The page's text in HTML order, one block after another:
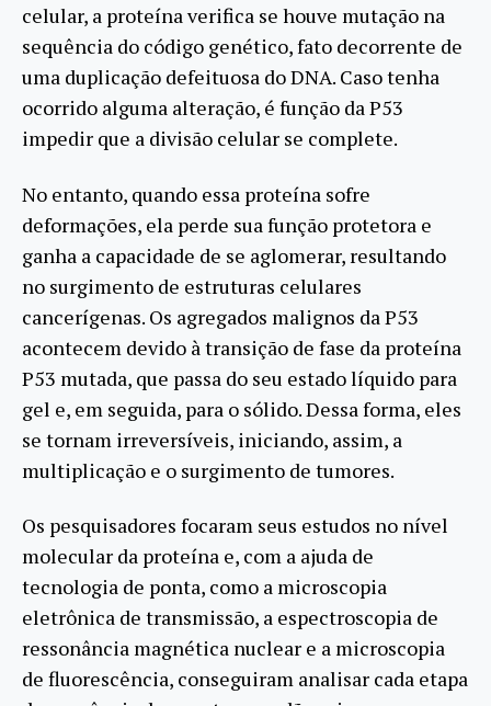
celular, a proteína verifica se houve mutação na
sequência do código genético, fato decorrente de
uma duplicação defeituosa do DNA. Caso tenha
ocorrido alguma alteração, é função da P53
impedir que a divisão celular se complete.
No entanto, quando essa proteína sofre
deformações, ela perde sua função protetora e
ganha a capacidade de se aglomerar, resultando
no surgimento de estruturas celulares
cancerígenas. Os agregados malignos da P53
acontecem devido à transição de fase da proteína
P53 mutada, que passa do seu estado líquido para
gel e, em seguida, para o sólido. Dessa forma, eles
se tornam irreversíveis, iniciando, assim, a
multiplicação e o surgimento de tumores.
Os pesquisadores focaram seus estudos no nível
molecular da proteína e, com a ajuda de
tecnologia de ponta, como a microscopia
eletrônica de transmissão, a espectroscopia de
ressonância magnética nuclear e a microscopia
de fluorescência, conseguiram analisar cada etapa